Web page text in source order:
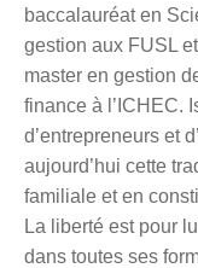
baccalauréat en
gestion aux FUSL
master en gestion
finance à l’ICHEC.
d’entrepreneurs et
aujourd’hui cette
familiale et en
La liberté est pour
dans toutes ses